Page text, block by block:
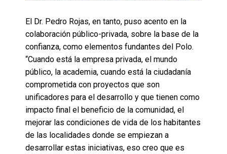
El Dr. Pedro Rojas, en tanto, puso acento en la
colaboración público-privada, sobre la base de la
confianza, como elementos fundantes del Polo.
“Cuando está la empresa privada, el mundo
público, la academia, cuando está la ciudadanía
comprometida con proyectos que son
unificadores para el desarrollo y que tienen como
impacto final el beneficio de la comunidad, el
mejorar las condiciones de vida de los habitantes
de las localidades donde se empiezan a
desarrollar estas iniciativas, eso creo que es